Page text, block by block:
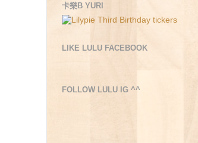
卡樂B YURI
LIKE LULU FACEBOOK
FOLLOW LULU IG ^^